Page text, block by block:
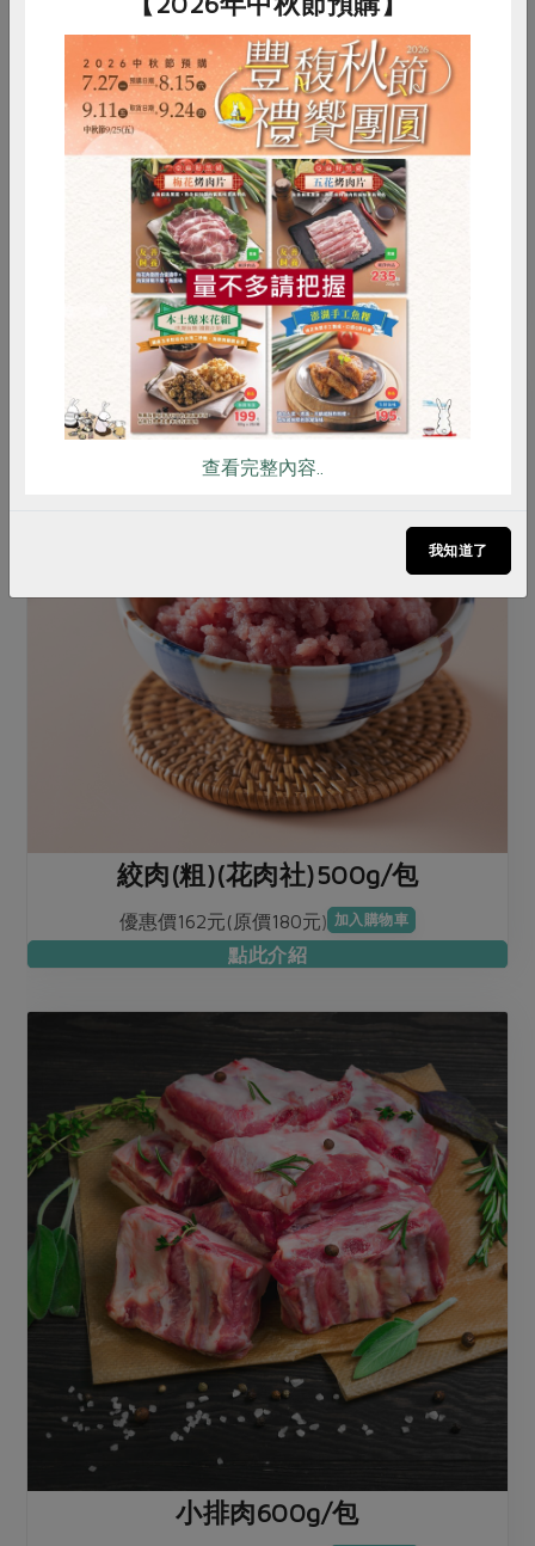
原味純肉鬆180g/包
優惠價179元(原價199元) 加入購物車
點此介紹
絞肉(粗)(花肉社)500g/包
優惠價162元(原價180元) 加入購物車
點此介紹
小排肉600g/包
RPET 食譜 減硝酸鹽
雞蛋 食安 共同購買
查看完整內容..
我知道了